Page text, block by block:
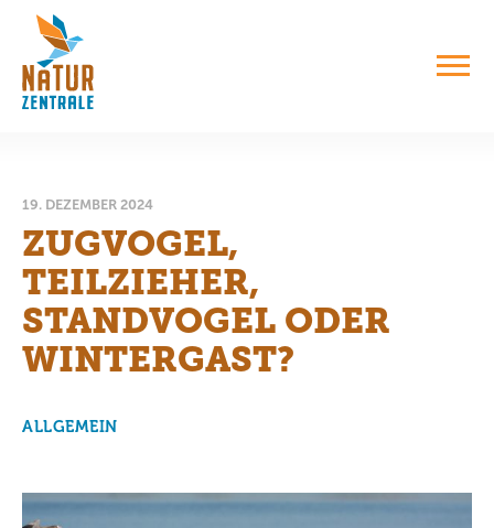
19. DEZEMBER 2024
ZUGVOGEL,
TEILZIEHER,
STANDVOGEL ODER
WINTERGAST?
ALLGEMEIN